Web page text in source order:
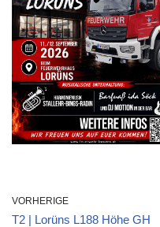
VORHERIGE
T2 | Lorüns L188 Höhe GH